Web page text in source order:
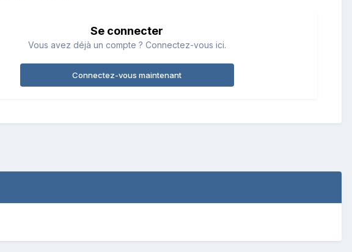
Se connecter
Vous avez déjà un compte ? Connectez-vous ici.
Connectez-vous maintenant